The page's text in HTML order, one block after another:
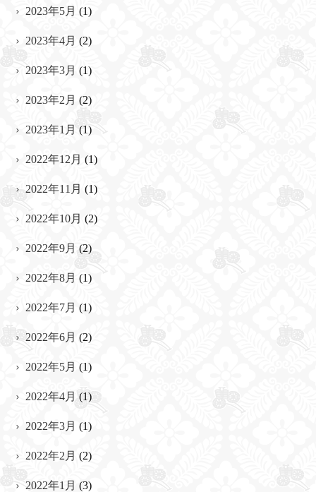
2023年5月 (1)
2023年4月 (2)
2023年3月 (1)
2023年2月 (2)
2023年1月 (1)
2022年12月 (1)
2022年11月 (1)
2022年10月 (2)
2022年9月 (2)
2022年8月 (1)
2022年7月 (1)
2022年6月 (2)
2022年5月 (1)
2022年4月 (1)
2022年3月 (1)
2022年2月 (2)
2022年1月 (3)